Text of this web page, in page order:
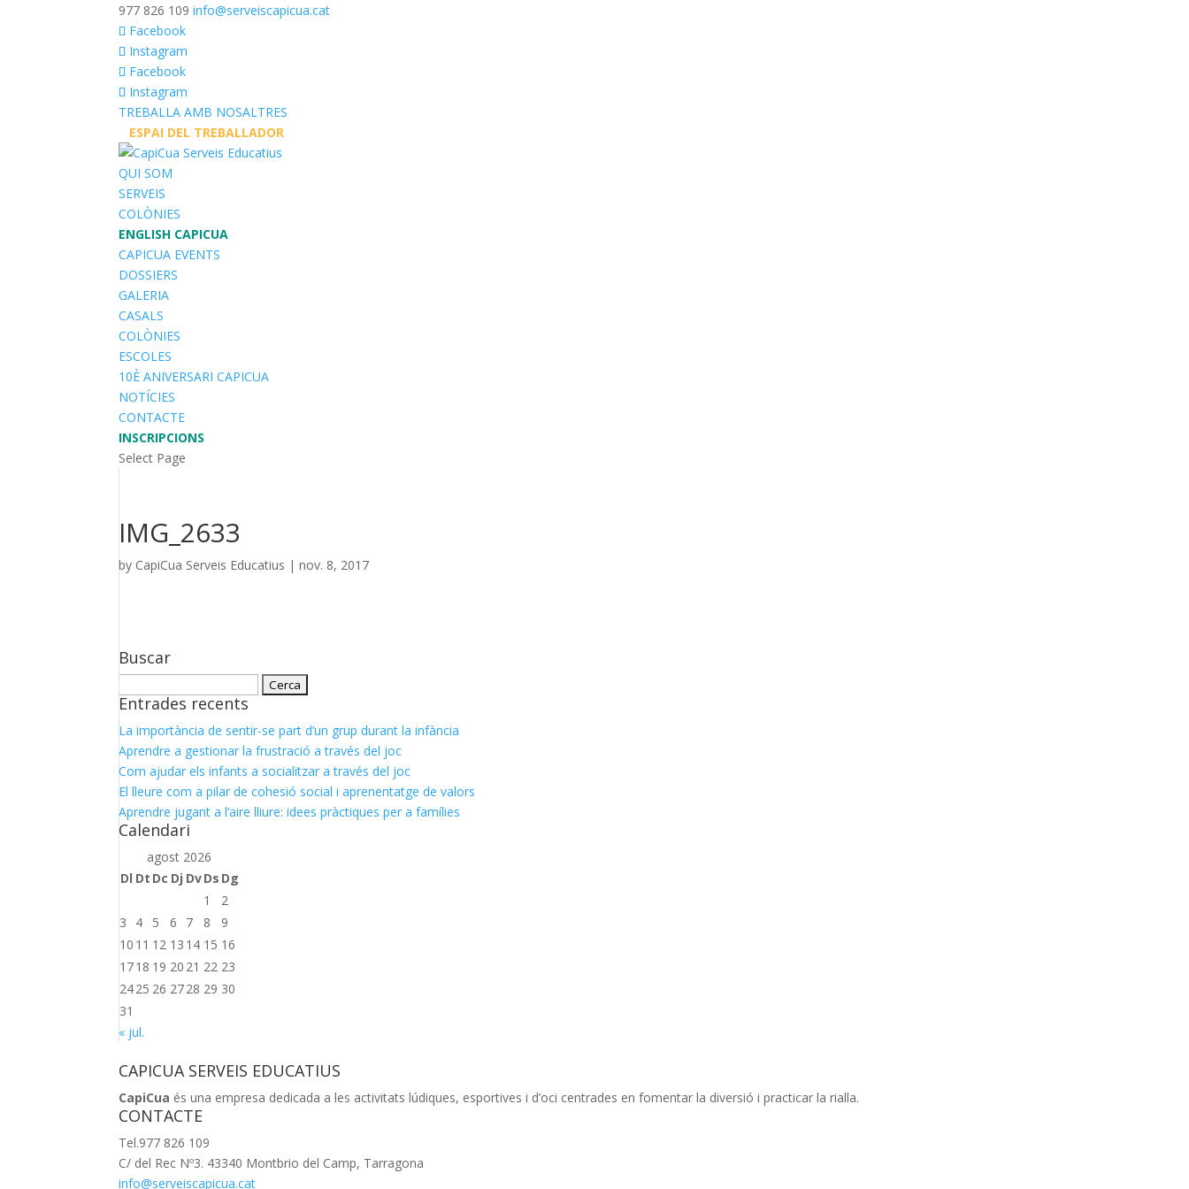
977 826 109 info@serveiscapicua.cat
Facebook
Instagram
Facebook
Instagram
TREBALLA AMB NOSALTRES
ESPAI DEL TREBALLADOR
QUI SOM
SERVEIS
COLÒNIES
ENGLISH CAPICUA
CAPICUA EVENTS
DOSSIERS
GALERIA
CASALS
COLÒNIES
ESCOLES
10È ANIVERSARI CAPICUA
NOTÍCIES
CONTACTE
INSCRIPCIONS
Select Page
IMG_2633
by CapiCua Serveis Educatius |nov. 8, 2017
Buscar
Entrades recents
La importància de sentir-se part d’un grup durant la infància
Aprendre a gestionar la frustració a través del joc
Com ajudar els infants a socialitzar a través del joc
El lleure com a pilar de cohesió social i aprenentatge de valors
Aprendre jugant a l’aire lliure: idees pràctiques per a famílies
Calendari
agost 2026
Dl Dt Dc Dj DvDs Dg
1
2
3
4 5 6 7 8
9
10 11 12 13 14 15 16
1718 19 20 21 22 23
2425 26 2728 29 30
31
« jul.
CAPICUA SERVEIS EDUCATIUS
CapiCua és una empresa dedicada a les activitats lúdiques, esportives i d’oci centrades en fomentar la diversió i practicar la rialla.
CONTACTE
Tel.977 826 109
C/ del Rec Nº3. 43340 Montbrio del Camp, Tarragona
info@serveiscapicua.cat